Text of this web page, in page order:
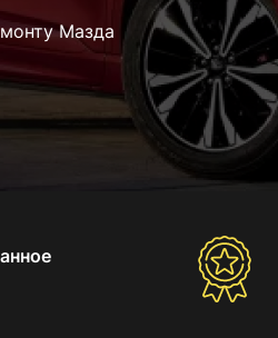
Мазда